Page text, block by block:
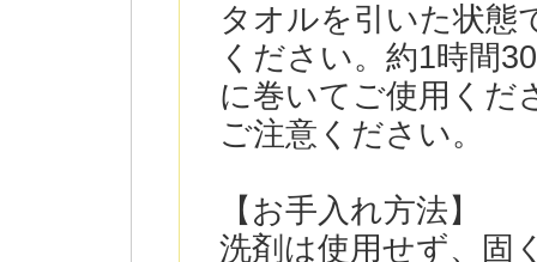
タオルを引いた状態
ください。約1時間
に巻いてご使用く
ご注意ください。
【お手入れ方法】
洗剤は使用せず、固